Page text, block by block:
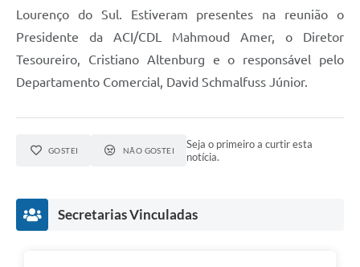
Lourenço do Sul. Estiveram presentes na reunião o
Presidente da ACI/CDL Mahmoud Amer, o Diretor
Tesoureiro, Cristiano Altenburg e o responsável pelo
Departamento Comercial, David Schmalfuss Júnior.
GOSTEI NÃO GOSTEI
Seja o primeiro a curtir esta
notícia.
Secretarias Vinculadas